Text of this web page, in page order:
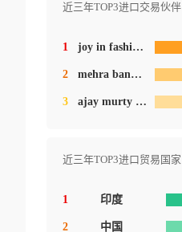
近三年TOP3进口交易伙伴
1 joy in fashion trading inc.
2 mehra bandhu fashions
3 ajay murty modes
近三年TOP3进口贸易国家
1 印度
2 中国